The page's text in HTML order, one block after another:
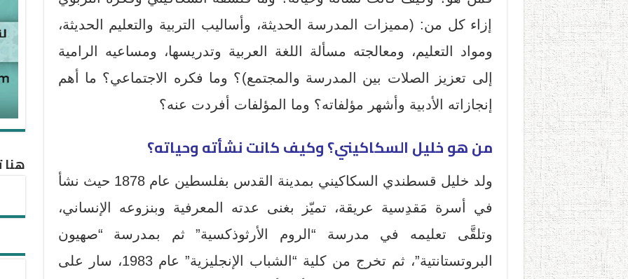
إزاء كل من: (مميزات المدرسة الحديثة، وأساليب التربية والتعليم الحديثة،
ومواد التعليم، ومعالجته مسألة اللغة العربية وتدريسها، ومساعيه الرامية
إلى تعزيز الصلات بين المدرسة والمجتمع)؟ وما فكره الاجتماعي؟ ما أهم
إنجازاته الأدبية وأشهر مؤلفاته؟ وما المؤلفات أفردت عنه؟
من هو خليل السكاكيني؟ وكيف كانت نشأته وحياته؟
ولد خليل قسطندي السكاكيني بمدينة القدس بفلسطين عام 1878 حيث نشأ
في أسرة مَقدِسية عريقة، تميّز بغنى عدته المعرفية وبنزوعه الإنساني،
وتلقَّى تعليمه في مدرسة “الروم الأرثوذكسية” ثم بمدرسة “صهيون
البروتستانتية”، ثم تخرج من كلية “الشباب الإنجليزية” عام 1983، سار على
هنا